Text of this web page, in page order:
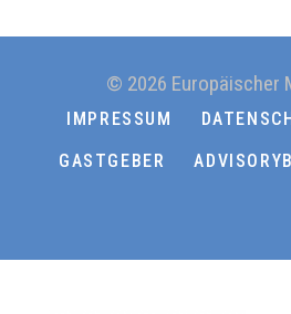
© 2026 Europäischer
IMPRESSUM
GASTGEBER